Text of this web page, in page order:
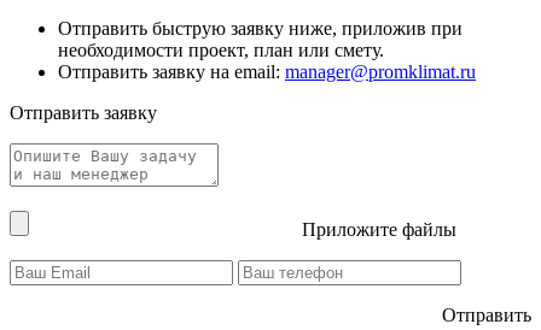
Отправить быструю заявку ниже, приложив при
необходимости проект, план или смету.
Отправить заявку на email: manager@promklimat.ru
Отправить заявку
Приложите файлы
Отправить